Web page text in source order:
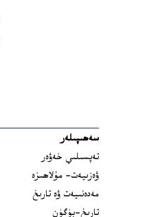
سەھىپىلەر
تەپسىلىي خەۋەر
ۋەزىيەت- مۇلاھىزە
مەدەنىيەت ۋە تارىخ
تارىخ-بۈگۈن